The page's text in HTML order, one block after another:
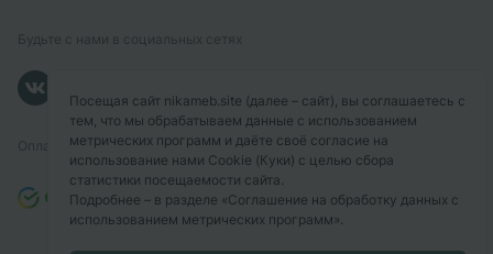
Будьте с нами в социальных сетях
Оплачивайте с помощью
Посещая сайт nikameb.site (далее – сайт), вы соглашаетесь с
тем, что мы обрабатываем данные с использованием
метрических программ и даёте своё согласие на
использование нами Cookie (Куки) с целью сбора
статистики посещаемости сайта.
Подробнее – в разделе «Соглашение на обработку данных с
использованием метрических программ».